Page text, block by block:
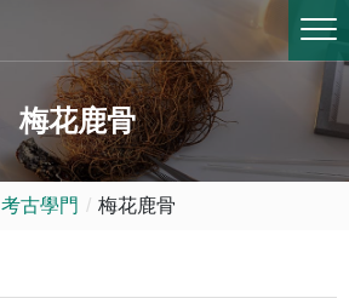
梅花鹿骨
考古學門 梅花鹿骨